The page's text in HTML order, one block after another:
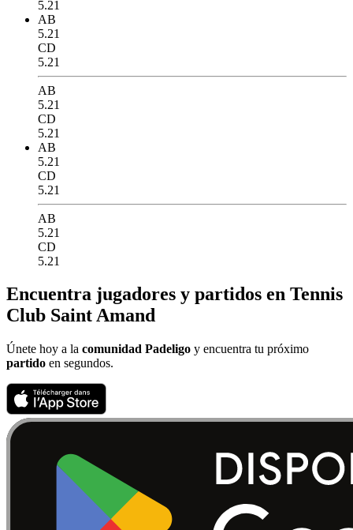
5.21
AB
5.21
CD
5.21
AB
5.21
CD
5.21
AB
5.21
CD
5.21
AB
5.21
CD
5.21
Encuentra jugadores y partidos en Tennis
Club Saint Amand
Únete hoy a la comunidad Padeligo y encuentra tu próximo
partido en segundos.